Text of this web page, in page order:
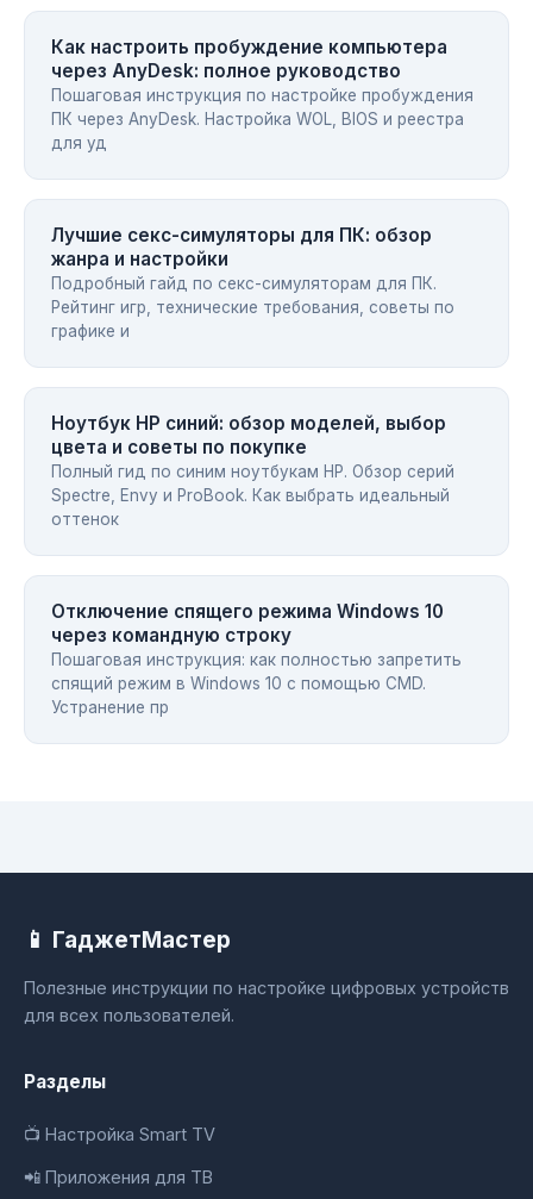
Как настроить пробуждение компьютера
через AnyDesk: полное руководство
Пошаговая инструкция по настройке пробуждения
ПК через AnyDesk. Настройка WOL, BIOS и реестра
для уд
Лучшие секс-симуляторы для ПК: обзор
жанра и настройки
Подробный гайд по секс-симуляторам для ПК.
Рейтинг игр, технические требования, советы по
графике и
Ноутбук HP синий: обзор моделей, выбор
цвета и советы по покупке
Полный гид по синим ноутбукам HP. Обзор серий
Spectre, Envy и ProBook. Как выбрать идеальный
оттенок
Отключение спящего режима Windows 10
через командную строку
Пошаговая инструкция: как полностью запретить
спящий режим в Windows 10 с помощью CMD.
Устранение пр
📱 ГаджетМастер
Полезные инструкции по настройке цифровых устройств
для всех пользователей.
Разделы
📺 Настройка Smart TV
📲 Приложения для ТВ